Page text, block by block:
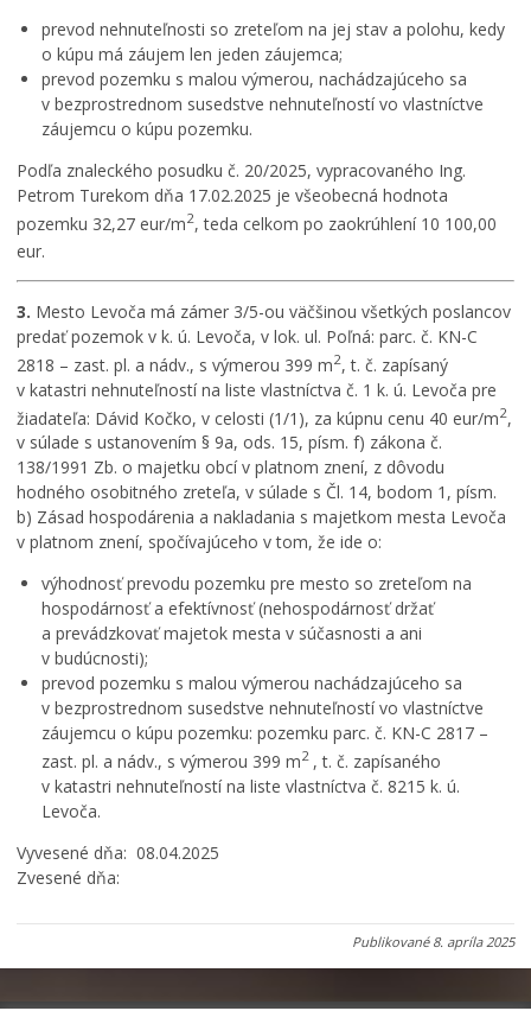
prevod nehnuteľnosti so zreteľom na jej stav a polohu, kedy
o kúpu má záujem len jeden záujemca;
prevod pozemku s malou výmerou, nachádzajúceho sa
v bezprostrednom susedstve nehnuteľností vo vlastníctve
záujemcu o kúpu pozemku.
Podľa znaleckého posudku č. 20/2025, vypracovaného Ing.
Petrom Turekom dňa 17.02.2025 je všeobecná hodnota
pozemku 32,27 eur/m2, teda celkom po zaokrúhlení 10 100,00
eur.
3. Mesto Levoča má zámer 3/5-ou väčšinou všetkých poslancov
predať pozemok v k. ú. Levoča, v lok. ul. Poľná: parc. č. KN-C
2818 – zast. pl. a nádv., s výmerou 399 m2, t. č. zapísaný
v katastri nehnuteľností na liste vlastníctva č. 1 k. ú. Levoča pre
žiadateľa: Dávid Kočko, v celosti (1/1), za kúpnu cenu 40 eur/m2,
v súlade s ustanovením § 9a, ods. 15, písm. f) zákona č.
138/1991 Zb. o majetku obcí v platnom znení, z dôvodu
hodného osobitného zreteľa, v súlade s Čl. 14, bodom 1, písm.
b) Zásad hospodárenia a nakladania s majetkom mesta Levoča
v platnom znení, spočívajúceho v tom, že ide o:
výhodnosť prevodu pozemku pre mesto so zreteľom na
hospodárnosť a efektívnosť (nehospodárnosť držať
a prevádzkovať majetok mesta v súčasnosti a ani
v budúcnosti);
prevod pozemku s malou výmerou nachádzajúceho sa
v bezprostrednom susedstve nehnuteľností vo vlastníctve
záujemcu o kúpu pozemku: pozemku parc. č. KN-C 2817 –
zast. pl. a nádv., s výmerou 399 m2 , t. č. zapísaného
v katastri nehnuteľností na liste vlastníctva č. 8215 k. ú.
Levoča.
Vyvesené dňa: 08.04.2025
Zvesené dňa:
Publikované 8. apríla 2025